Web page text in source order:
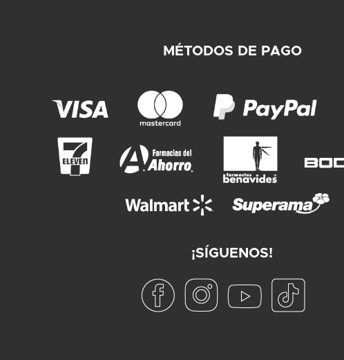
MÉTODOS DE PAGO
¡SÍGUENOS!